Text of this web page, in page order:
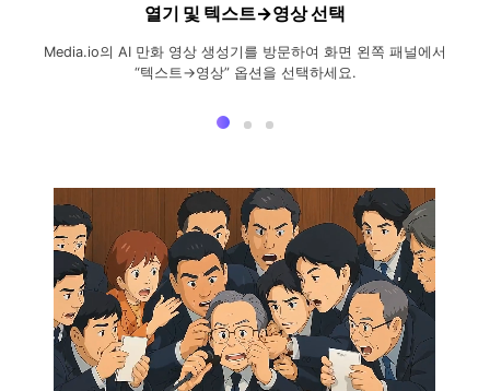
열기 및 텍스트→영상 선택
Media.io의 AI 만화 영상 생성기를 방문하여 화면 왼쪽 패널에서
“텍스트→영상” 옵션을 선택하세요.